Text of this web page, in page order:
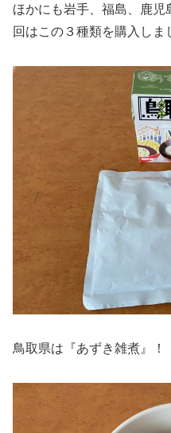
ほかにも岩手、福島、鹿
回はこの３種類を購入しま
鳥取県は『あずき雑煮』！